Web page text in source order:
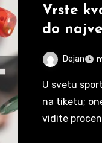
Vrste
do
Dejan
U svetu sportskog klađenja kvote nisu samo slučajni brojevi
na tiketu;
vidite